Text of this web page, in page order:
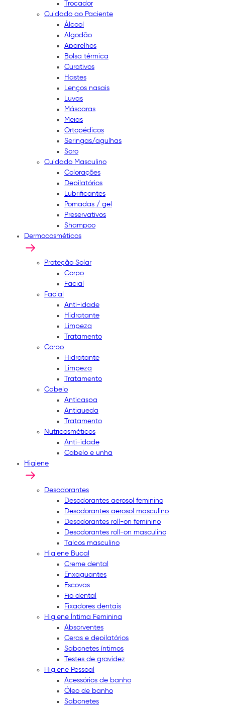
Trocador
Cuidado ao Paciente
Álcool
Algodão
Aparelhos
Bolsa térmica
Curativos
Hastes
Lenços nasais
Luvas
Máscaras
Meias
Ortopédicos
Seringas/agulhas
Soro
Cuidado Masculino
Colorações
Depilatórios
Lubrificantes
Pomadas / gel
Preservativos
Shampoo
Dermocosméticos
Proteção Solar
Corpo
Facial
Facial
Anti-idade
Hidratante
Limpeza
Tratamento
Corpo
Hidratante
Limpeza
Tratamento
Cabelo
Anticaspa
Antiqueda
Tratamento
Nutricosméticos
Anti-idade
Cabelo e unha
Higiene
Desodorantes
Desodorantes aerosol feminino
Desodorantes aerosol masculino
Desodorantes roll-on feminino
Desodorantes roll-on masculino
Talcos masculino
Higiene Bucal
Creme dental
Enxaguantes
Escovas
Fio dental
Fixadores dentais
Higiene Íntima Feminina
Absorventes
Ceras e depilatórios
Sabonetes íntimos
Testes de gravidez
Higiene Pessoal
Acessórios de banho
Óleo de banho
Sabonetes